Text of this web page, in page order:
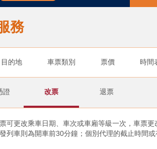
務
目的地 車票類別 票價 時間
證 改票 退票
可更改乘車日期、車次或車廂等級一次，車票
列車則為開車前30分鐘；個別代理的截止時間